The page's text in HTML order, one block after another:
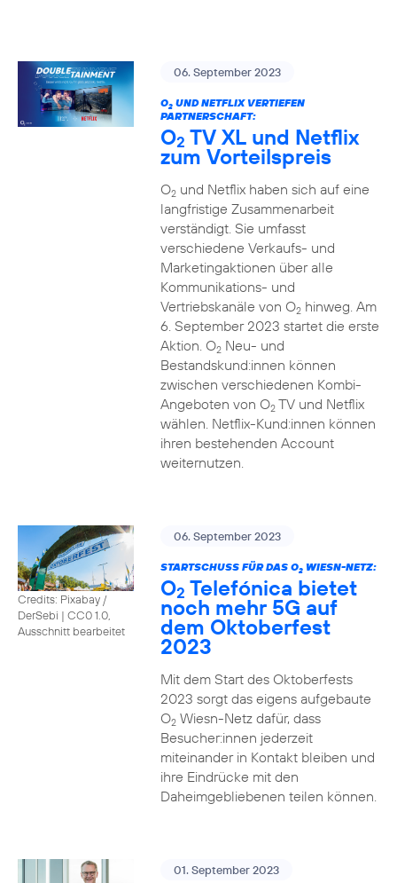
06. September 2023
O2UND NETFLIX VERTIEFEN
PARTNERSCHAFT:
O2 TV XL und Netflix
zum Vorteilspreis
O2und Netflix haben sich auf eine
langfristige Zusammenarbeit
verständigt. Sie umfasst
verschiedene Verkaufs- und
Marketingaktionen über alle
Kommunikations- und
Vertriebskanäle von O2hinweg. Am
6. September 2023 startet die erste
Aktion. O2Neu- und
Bestandskund:innen können
zwischen verschiedenen Kombi-
Angeboten von O2TV und Netflix
wählen. Netflix-Kund:innen können
ihren bestehenden Account
weiternutzen.
Credits: Pixabay /
DerSebi | CC0 1.0,
Ausschnitt bearbeitet
06. September 2023
STARTSCHUSS FÜR DAS O2WIESN-NETZ:
O2 Telefónica bietet
noch mehr 5G auf
dem Oktoberfest
2023
Mit dem Start des Oktoberfests
2023 sorgt das eigens aufgebaute
O2Wiesn-Netz dafür, dass
Besucher:innen jederzeit
miteinander in Kontakt bleiben und
ihre Eindrücke mit den
Daheimgebliebenen teilen können.
01. September 2023